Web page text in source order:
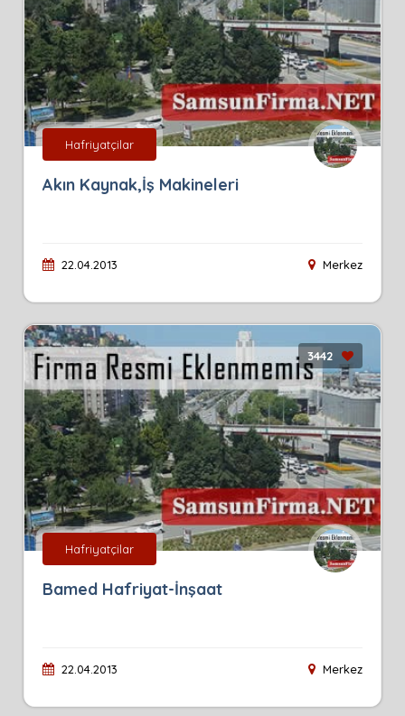
Hafriyatçilar
Akın Kaynak,İş Makineleri
22.04.2013 Merkez
3442
Hafriyatçilar
Bamed Hafriyat-İnşaat
22.04.2013 Merkez